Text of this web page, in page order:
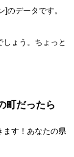
のデータです。
ょう。ちょっと
町だったら
ます！あなたの県